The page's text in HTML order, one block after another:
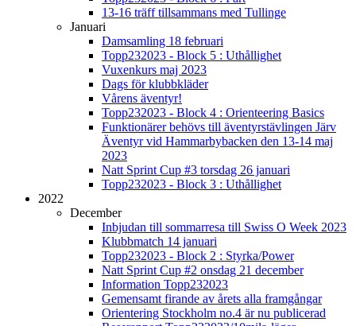
13-16 träff tillsammans med Tullinge
Januari
Damsamling 18 februari
Topp232023 - Block 5 : Uthållighet
Vuxenkurs maj 2023
Dags för klubbkläder
Vårens äventyr!
Topp232023 - Block 4 : Orienteering Basics
Funktionärer behövs till äventyrstävlingen Järv
Äventyr vid Hammarbybacken den 13-14 maj
2023
Natt Sprint Cup #3 torsdag 26 januari
Topp232023 - Block 3 : Uthållighet
2022
December
Inbjudan till sommarresa till Swiss O Week 2023
Klubbmatch 14 januari
Topp232023 - Block 2 : Styrka/Power
Natt Sprint Cup #2 onsdag 21 december
Information Topp232023
Gemensamt firande av årets alla framgångar
Orientering Stockholm no.4 är nu publicerad